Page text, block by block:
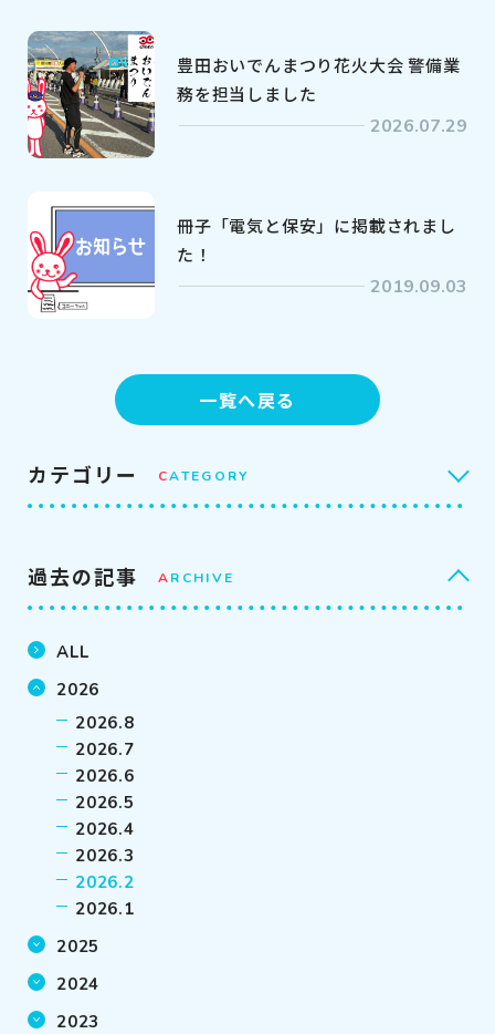
豊田おいでんまつり花火大会 警備業
務を担当しました
2026.07.29
冊子「電気と保安」に掲載されまし
た！
2019.09.03
一覧へ戻る
カテゴリー CATEGORY
過去の記事 ARCHIVE
ALL
2026
2026.8
2026.7
2026.6
2026.5
2026.4
2026.3
2026.2
2026.1
2025
2024
2023